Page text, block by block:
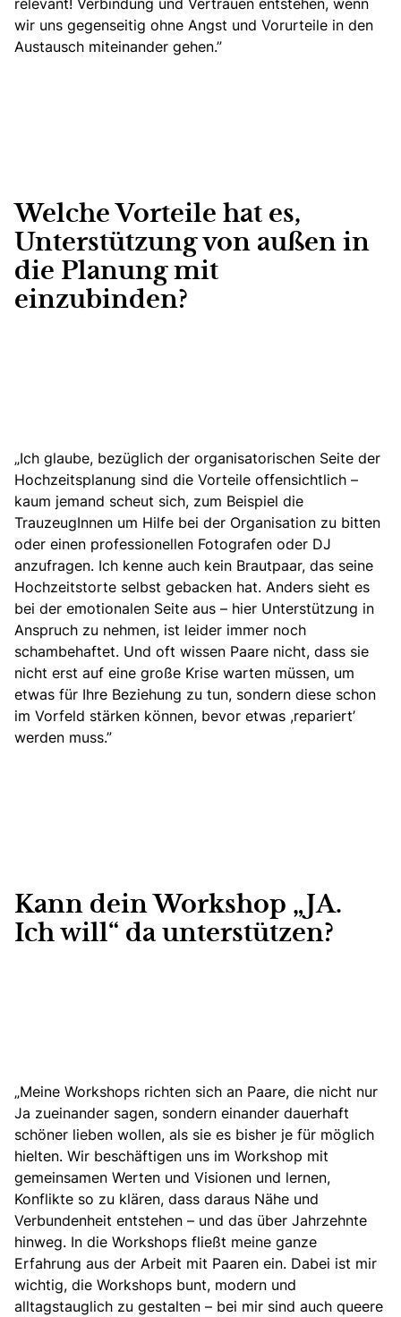
wir uns gegenseitig ohne Angst und Vorurteile in den
Austausch miteinander gehen.”
Welche Vorteile hat es,
Unterstützung von außen in
die Planung mit
einzubinden?
„Ich glaube, bezüglich der organisatorischen Seite der
Hochzeitsplanung sind die Vorteile offensichtlich –
kaum jemand scheut sich, zum Beispiel die
TrauzeugInnen um Hilfe bei der Organisation zu bitten
oder einen professionellen Fotografen oder DJ
anzufragen. Ich kenne auch kein Brautpaar, das seine
Hochzeitstorte selbst gebacken hat. Anders sieht es
bei der emotionalen Seite aus – hier Unterstützung in
Anspruch zu nehmen, ist leider immer noch
schambehaftet. Und oft wissen Paare nicht, dass sie
nicht erst auf eine große Krise warten müssen, um
etwas für Ihre Beziehung zu tun, sondern diese schon
im Vorfeld stärken können, bevor etwas ,repariert’
werden muss.”
Kann dein Workshop „JA.
Ich will“ da unterstützen?
„Meine Workshops richten sich an Paare, die nicht nur
Ja zueinander sagen, sondern einander dauerhaft
schöner lieben wollen, als sie es bisher je für möglich
hielten. Wir beschäftigen uns im Workshop mit
gemeinsamen Werten und Visionen und lernen,
Konflikte so zu klären, dass daraus Nähe und
Verbundenheit entstehen – und das über Jahrzehnte
hinweg. In die Workshops fließt meine ganze
Erfahrung aus der Arbeit mit Paaren ein. Dabei ist mir
wichtig, die Workshops bunt, modern und
alltagstauglich zu gestalten – bei mir sind auch queere